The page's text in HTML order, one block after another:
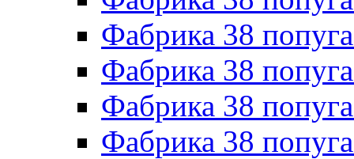
Фабрика 38
Фабрика 38
Фабрика 38
Фабрика 38